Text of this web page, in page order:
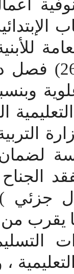
أعمال
جنيه
لضمان
الجناح
،